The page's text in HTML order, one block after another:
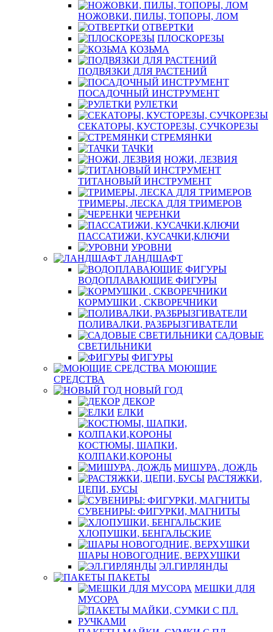
НОЖОВКИ, ПИЛЫ, ТОПОРЫ, ЛОМ
ОТВЕРТКИ
ПЛОСКОРЕЗЫ
КОЗЬМА
ПОДВЯЗКИ ДЛЯ РАСТЕНИЙ
ПОСАДОЧНЫЙ ИНСТРУМЕНТ
РУЛЕТКИ
СЕКАТОРЫ, КУСТОРЕЗЫ, СУЧКОРЕЗЫ
СТРЕМЯНКИ
ТАЧКИ
НОЖИ, ЛЕЗВИЯ
ТИТАНОВЫЙ ИНСТРУМЕНТ
ТРИМЕРЫ, ЛЕСКА ДЛЯ ТРИМЕРОВ
ЧЕРЕНКИ
ПАССАТИЖИ, КУСАЧКИ,КЛЮЧИ
УРОВНИ
ЛАНДШАФТ
ВОДОПЛАВАЮЩИЕ ФИГУРЫ
КОРМУШКИ , СКВОРЕЧНИКИ
ПОЛИВАЛКИ, РАЗБРЫЗГИВАТЕЛИ
САДОВЫЕ
СВЕТИЛЬНИКИ
ФИГУРЫ
МОЮЩИЕ
СРЕДСТВА
НОВЫЙ ГОД
ДЕКОР
ЕЛКИ
КОСТЮМЫ, ШАПКИ,
КОЛПАКИ,КОРОНЫ
МИШУРА, ДОЖДЬ
РАСТЯЖКИ,
ЦЕПИ, БУСЫ
СУВЕНИРЫ: ФИГУРКИ, МАГНИТЫ
ХЛОПУШКИ, БЕНГАЛЬСКИЕ
ШАРЫ НОВОГОДНИЕ, ВЕРХУШКИ
ЭЛ.ГИРЛЯНДЫ
ПАКЕТЫ
МЕШКИ ДЛЯ
МУСОРА